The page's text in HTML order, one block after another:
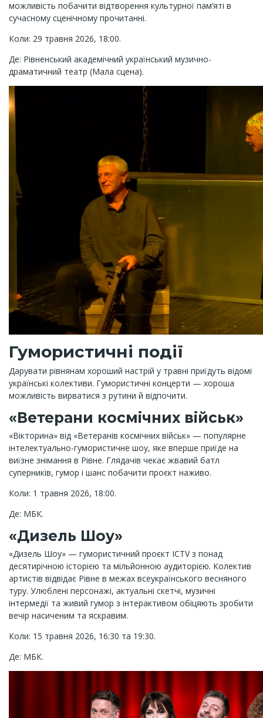
можливість побачити відтворення культурної пам’яті в
сучасному сценічному прочитанні.
Коли: 29 травня 2026, 18:00.
Де: Рівненський академічний український музично-
драматичний театр (Мала сцена).
Гумористичні події
Дарувати рівнянам хороший настрій у травні приїдуть відомі
українські колективи. Гумористичні концерти — хороша
можливість вирватися з рутини й відпочити.
«Ветерани космічних військ»
«Вікторина» від «Ветеранів космічних військ» — популярне
інтелектуально-гумористичне шоу, яке вперше приїде на
виїзне знімання в Рівне. Глядачів чекає жвавий батл
суперників, гумор і шанс побачити проєкт наживо.
Коли: 1 травня 2026, 18:00.
Де: МБК.
«Дизель Шоу»
«Дизель Шоу» — гумористичний проєкт ICTV з понад
десятирічною історією та мільйонною аудиторією. Колектив
артистів відвідає Рівне в межах всеукраїнського весняного
туру. Улюблені персонажі, актуальні скетчі, музичні
інтермедії та живий гумор з інтерактивом обіцяють зробити
вечір насиченим та яскравим.
Коли: 15 травня 2026, 16:30 та 19:30.
Де: МБК.